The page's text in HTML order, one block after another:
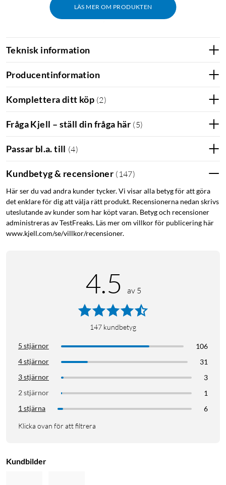
LÄS MER OM PRODUKTEN
Teknisk information
Producentinformation
Komplettera ditt köp (2)
Fråga Kjell – ställ din fråga här (5)
Passar bl.a. till (4)
Kundbetyg & recensioner ( 147)
Här ser du vad andra kunder tycker. Vi visar alla betyg för att göra
det enklare för dig att välja rätt produkt. Recensionerna nedan skrivs
uteslutande av kunder som har köpt varan. Betyg och recensioner
administreras av TestFreaks. Läs mer om villkor för publicering här
www.kjell.com/se/villkor/recensioner.
4.5 av 5
147 kundbetyg
5 stjärnor
106
4 stjärnor
31
3 stjärnor
3
2 stjärnor
1
1 stjärna
6
Klicka ovan för att filtrera
Kundbilder